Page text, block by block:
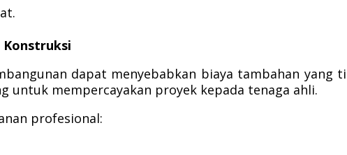
Konstruksi
dapat menyebabkan biaya tambahan yang
untuk mempercayakan proyek kepada tenaga ahli.
profesional: